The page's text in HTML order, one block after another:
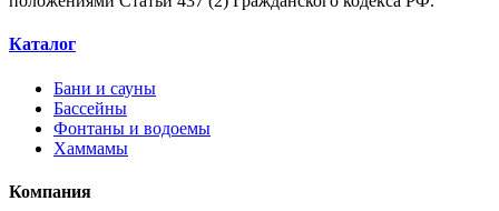
Каталог
Бани и сауны
Бассейны
Фонтаны и водоемы
Хаммамы
Компания